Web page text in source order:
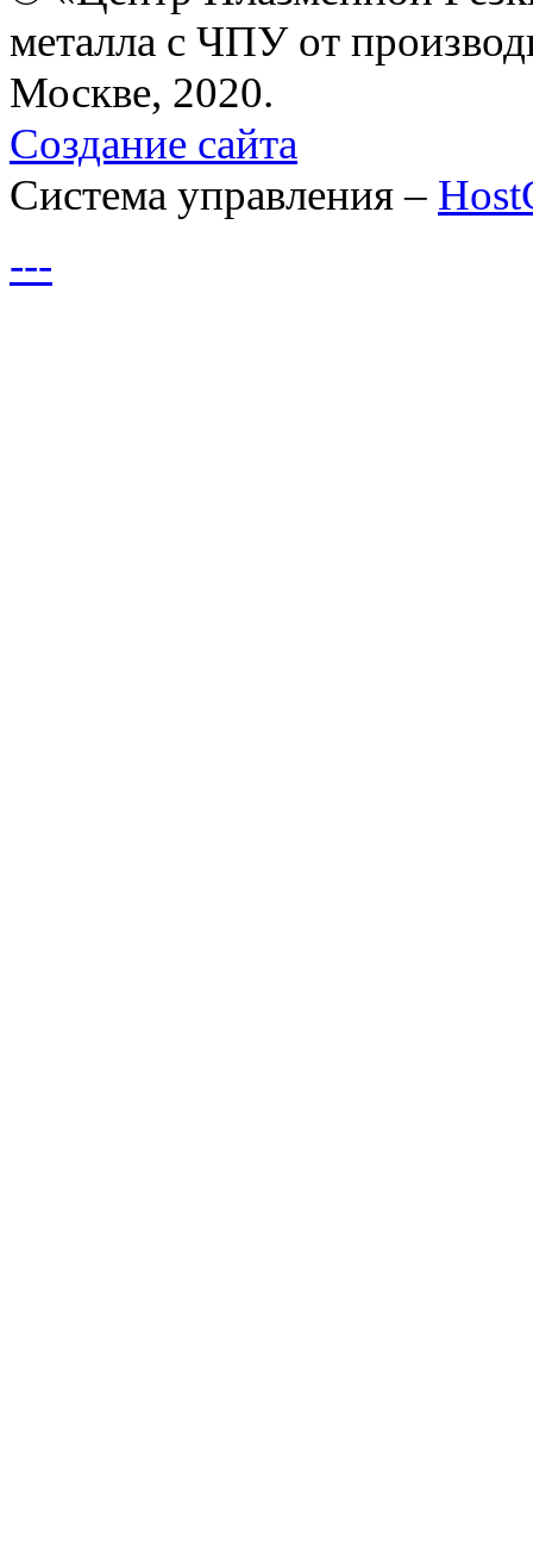
металла с ЧПУ от
Москве, 2020.
Создание сайта
Система управления –
---